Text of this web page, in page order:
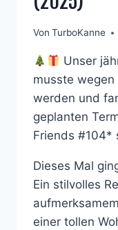
Von TurboKanne
Unser
musste wegen
werden und
geplanten
Friends #104*
Dieses Mal
Ein stilvolles
einer tollen